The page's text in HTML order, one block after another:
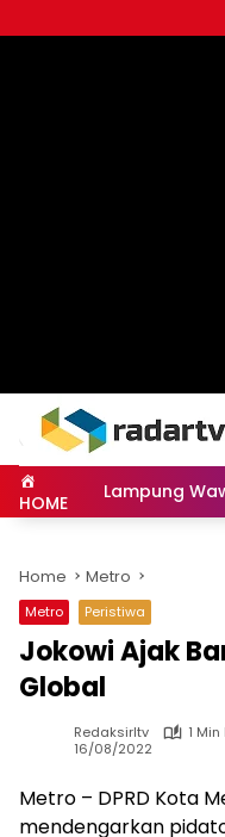
to
HOME Lampung
Home Metro
Metro Peristiwa
Jokowi Ajak
Global
Redaksirltv
1
16/08/2022
Metro – DPRD Kota
mendengarkan